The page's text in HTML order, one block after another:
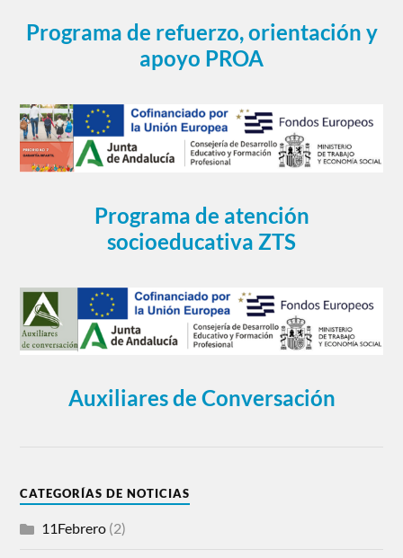
Programa de refuerzo, orientación y
apoyo PROA
Programa de atención
socioeducativa ZTS
Auxiliares de Conversación
CATEGORÍAS DE NOTICIAS
11Febrero (2)